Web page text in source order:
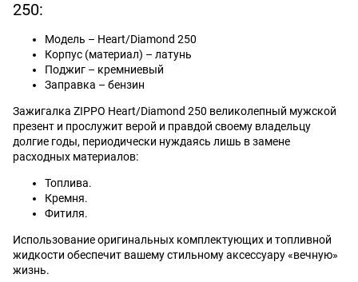
250:
Модель – Heart/Diamond 250
Корпус (материал) – латунь
Поджиг – кремниевый
Заправка – бензин
Зажигалка ZIPPO Heart/Diamond 250 великолепный мужской
презент и прослужит верой и правдой своему владельцу
долгие годы, периодически нуждаясь лишь в замене
расходных материалов:
Топлива.
Кремня.
Фитиля.
Использование оригинальных комплектующих и топливной
жидкости обеспечит вашему стильному аксессуару «вечную»
жизнь.